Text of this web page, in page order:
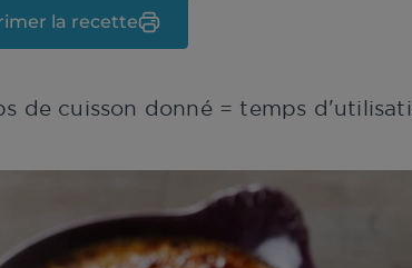
la recette
de cuisson donné = temps